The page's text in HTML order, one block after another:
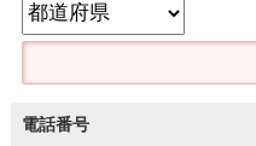
電話番号